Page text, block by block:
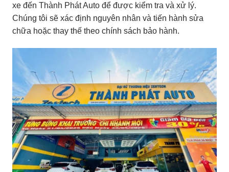
xe đến Thành Phát Auto để được kiểm tra và xử lý.
Chúng tôi sẽ xác định nguyên nhân và tiến hành sửa
chữa hoặc thay thế theo chính sách bảo hành.